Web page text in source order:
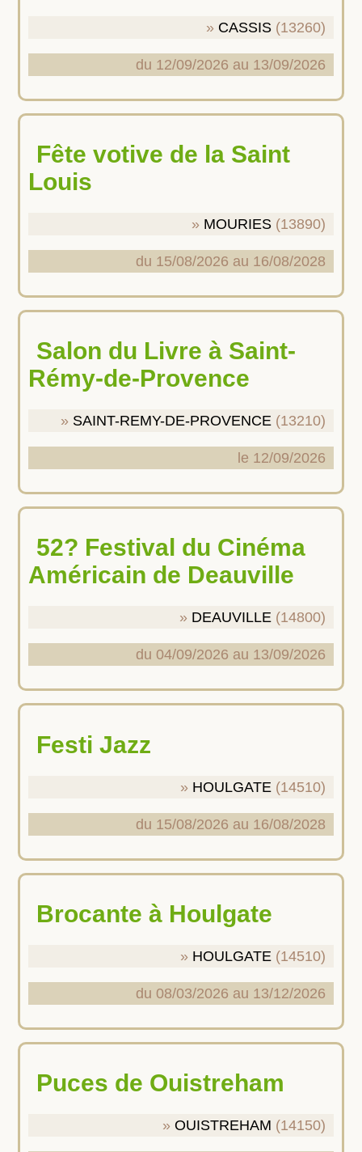
CASSIS (13260)
du 12/09/2026 au 13/09/2026
Fête votive de la Saint
Louis
MOURIES (13890)
du 15/08/2026 au 16/08/2028
Salon du Livre à Saint-
Rémy-de-Provence
SAINT-REMY-DE-PROVENCE (13210)
le 12/09/2026
52? Festival du Cinéma
Américain de Deauville
DEAUVILLE (14800)
du 04/09/2026 au 13/09/2026
Festi Jazz
HOULGATE (14510)
du 15/08/2026 au 16/08/2028
Brocante à Houlgate
HOULGATE (14510)
du 08/03/2026 au 13/12/2026
Puces de Ouistreham
OUISTREHAM (14150)